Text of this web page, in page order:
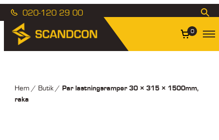
020-120 29 00
0
Hem/ Butik/ Par lastningsramper 30 × 315 × 1500mm,
raka